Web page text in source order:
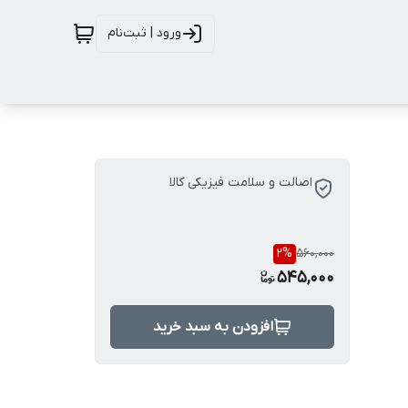
ورود | ثبت‌نام
اصالت و سلامت فیزیکی کالا
560,000
2%
545,000
افزودن به سبد خرید